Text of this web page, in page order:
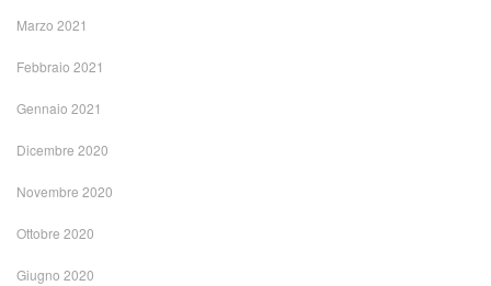
Marzo 2021
Febbraio 2021
Gennaio 2021
Dicembre 2020
Novembre 2020
Ottobre 2020
Giugno 2020